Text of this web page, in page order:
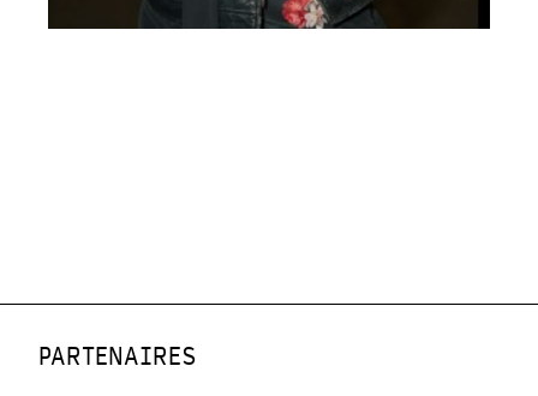
PARTENAIRES